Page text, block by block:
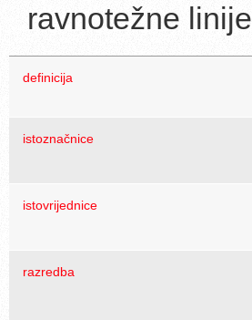
ravnotežne linije
definicija
istoznačnice
istovrijednice
razredba